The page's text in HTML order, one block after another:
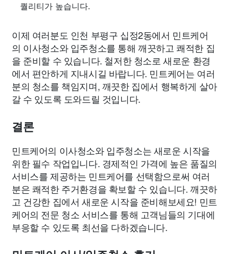
퀄리티가 높습니다.
이제 여러분도 인천 부평구 십정2동에서 민트케어
의 이사청소와 입주청소를 통해 깨끗하고 쾌적한 집
을 준비할 수 있습니다. 철저한 청소로 새로운 환경
에서 편안하게 지내시길 바랍니다. 민트케어는 여러
분의 청소를 책임지며, 깨끗한 집에서 행복하게 살아
갈 수 있도록 도와드릴 것입니다.
결론
민트케어의 이사청소와 입주청소는 새로운 시작을
위한 필수 작업입니다. 경제적인 가격에 높은 품질의
서비스를 제공하는 민트케어를 선택함으로써 여러
분은 쾌적한 주거환경을 확보할 수 있습니다. 깨끗하
고 건강한 집에서 새로운 시작을 준비해보세요! 민트
케어의 전문 청소 서비스를 통해 고객님들의 기대에
부응할 수 있도록 최선을 다하겠습니다.